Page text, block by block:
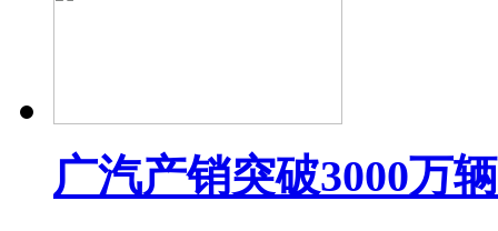
广汽产销突破3000万